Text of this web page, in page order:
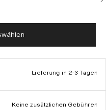
Lieferung in 2-3 Tagen
Keine zusätzlichen Gebühren